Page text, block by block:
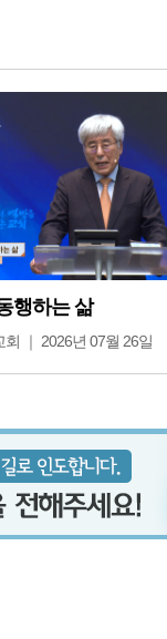
행하는 삶
회 ｜ 2026년 07월 26일